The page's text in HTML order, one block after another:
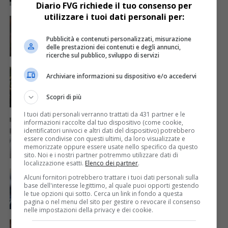
CRONACA & ATTUALITÀ 1 anno fa
agente per farsi trasferire
Condannato manifestante “No Green Pass”
CRONACA & ATTUALITÀ 2 anni fa
Attesa troppo lunga? Due uomini sfasciano
il pronto soccorso di Latisana
Solidarietà a Francesco Metz, aggredito a
Trieste davanti alla famiglia
TRIESTE 2 anni fa
Diario FVG richiede il tuo consenso per
utilizzare i tuoi dati personali per:
Pubblicità e contenuti personalizzati, misurazione
delle prestazioni dei contenuti e degli annunci,
ricerche sul pubblico, sviluppo di servizi
Archiviare informazioni su dispositivo e/o accedervi
Scopri di più
I tuoi dati personali verranno trattati da 431 partner e le
informazioni raccolte dal tuo dispositivo (come cookie,
identificatori univoci e altri dati del dispositivo) potrebbero
essere condivise con questi ultimi, da loro visualizzate e
memorizzate oppure essere usate nello specifico da questo
sito. Noi e i nostri partner potremmo utilizzare dati di
localizzazione esatti. Elenco dei partner.
Alcuni fornitori potrebbero trattare i tuoi dati personali sulla
base dell'interesse legittimo, al quale puoi opporti gestendo
le tue opzioni qui sotto. Cerca un link in fondo a questa
pagina o nel menu del sito per gestire o revocare il consenso
nelle impostazioni della privacy e dei cookie.